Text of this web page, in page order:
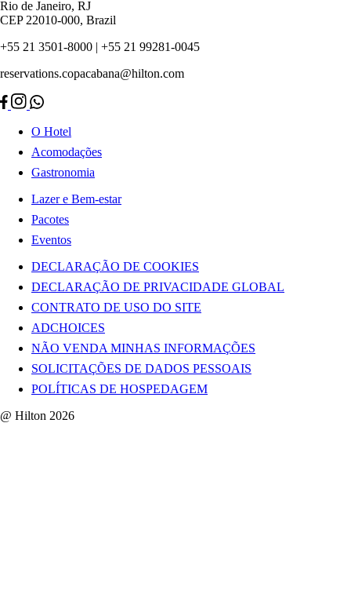
Rio de Janeiro, RJ
CEP 22010-000, Brazil
+55 21 3501-8000 | +55 21 99281-0045
reservations.copacabana@hilton.com
O Hotel
Acomodações
Gastronomia
Lazer e Bem-estar
Pacotes
Eventos
DECLARAÇÃO DE COOKIES
DECLARAÇÃO DE PRIVACIDADE GLOBAL
CONTRATO DE USO DO SITE
ADCHOICES
NÃO VENDA MINHAS INFORMAÇÕES
SOLICITAÇÕES DE DADOS PESSOAIS
POLÍTICAS DE HOSPEDAGEM
@ Hilton 2026